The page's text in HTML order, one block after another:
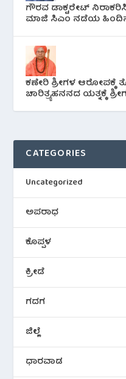
ಗೌರವ ಡಾಕ್ಟರೇಟ್
ಮಾಜಿ ಸಿಎಂ ನಡೆಯ ಹಿಂದಿನ
ಕಣೇರಿ ಶ್ರೀಗಳ ಆರೋಪಕ್ಕೆ
ಚಾರಿತ್ರ್ಯಹನನದ ಯತ್ನಕ್ಕೆ
CATEGORIES
Uncategorized
ಅಪರಾಧ
ಕೊಪ್ಪಳ
ಕ್ರೀಡೆ
ಗದಗ
ಜಿಲ್ಲೆ
ಧಾರವಾಡ